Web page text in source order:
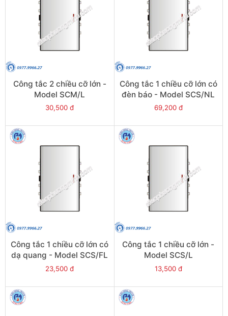
Công tắc 2 chiều cỡ lớn -
Model SCM/L
30,500 đ
Công tắc 1 chiều cỡ lớn có
đèn báo - Model SCS/NL
69,200 đ
Công tắc 1 chiều cỡ lớn có
dạ quang - Model SCS/FL
23,500 đ
Công tắc 1 chiều cỡ lớn -
Model SCS/L
13,500 đ